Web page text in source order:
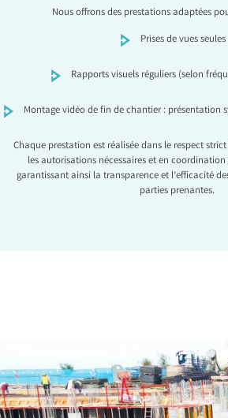
Nous offrons des prestations adaptées
Prises de vues seules
Rapports visuels réguliers (selon
Montage vidéo de fin de chantier : présentation
Chaque prestation est réalisée dans le respect
les autorisations nécessaires et en
garantissant ainsi la transparence et l’efficacité
parties prenantes.